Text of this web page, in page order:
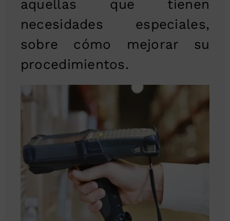
aquellas que tienen
necesidades especiales,
sobre cómo mejorar su
procedimientos.